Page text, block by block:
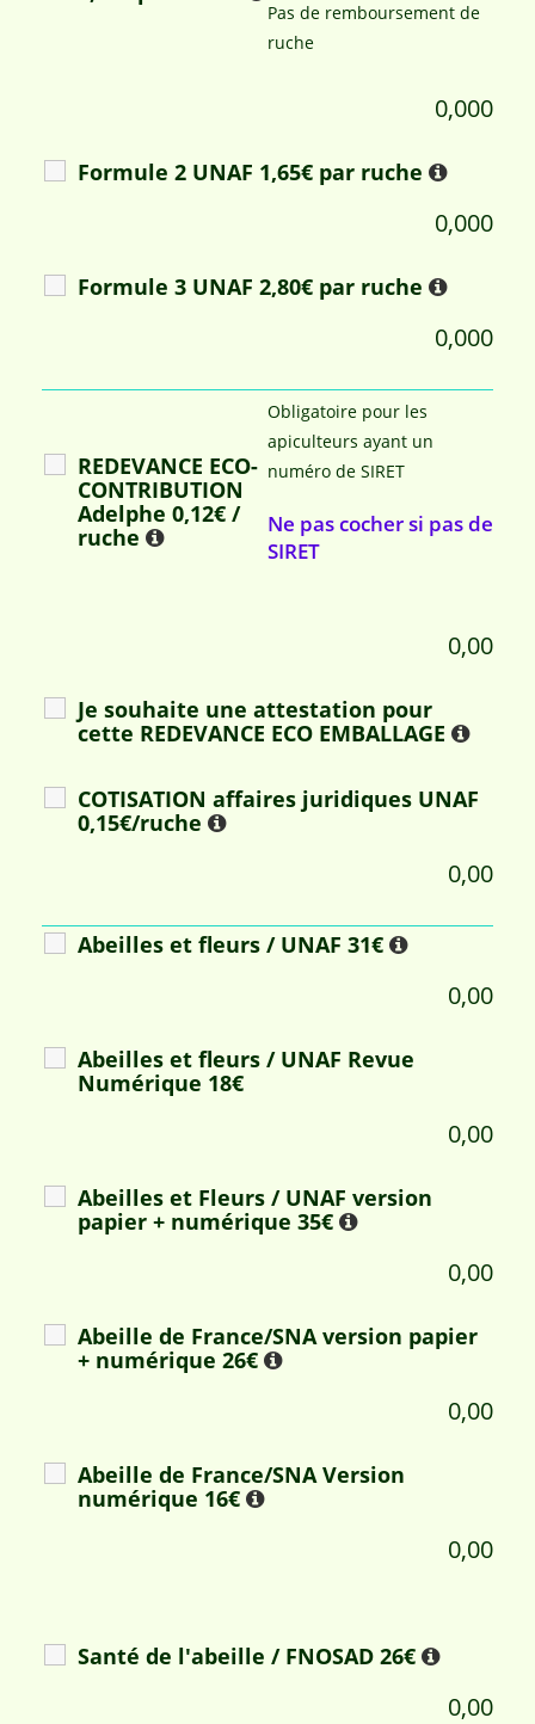
Pas de remboursement de
ruche
0,000
Formule 2 UNAF 1,65€ par ruche
0,000
Formule 3 UNAF 2,80€ par ruche
0,000
REDEVANCE ECO-
CONTRIBUTION
Adelphe 0,12€ /
ruche
Obligatoire pour les
apiculteurs ayant un
numéro de SIRET
Ne pas cocher si pas de
SIRET
0,00
Je souhaite une attestation pour
cette REDEVANCE ECO EMBALLAGE
COTISATION affaires juridiques UNAF
0,15€/ruche
0,00
Abeilles et fleurs / UNAF 31€
0,00
Abeilles et fleurs / UNAF Revue
Numérique 18€
0,00
Abeilles et Fleurs / UNAF version
papier + numérique 35€
0,00
Abeille de France/SNA version papier
+ numérique 26€
0,00
Abeille de France/SNA Version
numérique 16€
0,00
Santé de l'abeille / FNOSAD 26€
0,00